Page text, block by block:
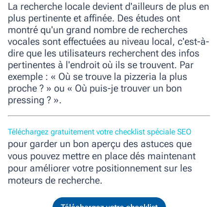
La recherche locale devient d'ailleurs de plus en
plus pertinente et affinée. Des études ont
montré qu'un grand nombre de recherches
vocales sont effectuées au niveau local, c'est-à-
dire que les utilisateurs recherchent des infos
pertinentes à l'endroit où ils se trouvent. Par
exemple : « Où se trouve la pizzeria la plus
proche ? » ou « Où puis-je trouver un bon
pressing ? ».
Téléchargez gratuitement votre checklist spéciale SEO
pour garder un bon aperçu des astuces que
vous pouvez mettre en place dés maintenant
pour améliorer votre positionnement sur les
moteurs de recherche.